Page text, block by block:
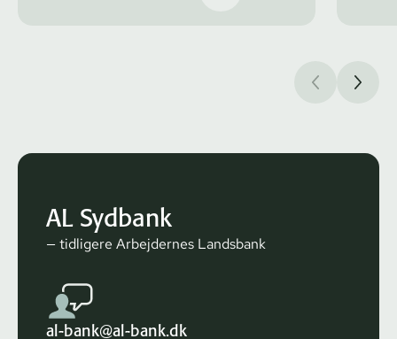
AL Sydbank
— tidligere Arbejdernes Landsbank
al-bank@al-bank.dk